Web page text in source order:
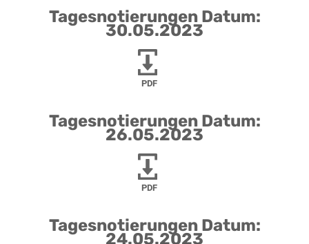
Tagesnotierungen Datum:
30.05.2023
PDF
Tagesnotierungen Datum:
26.05.2023
PDF
Tagesnotierungen Datum:
24.05.2023